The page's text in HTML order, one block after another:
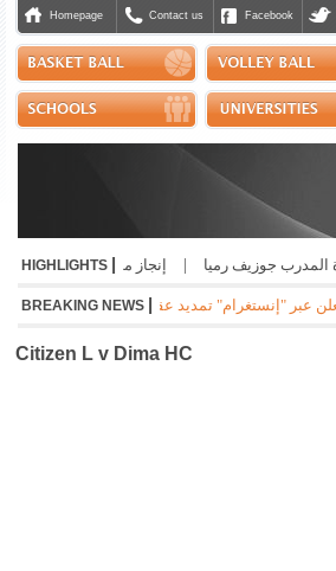
Homepage Contact us Facebook
HIGHLIGHTS |
إنجاز مشرّف للبنان دولياً في | جوزيف رميا
BREAKING NEWS |
تمديد عقده مع ريال مدريد الاسباني لست
Citizen L v Dima HC